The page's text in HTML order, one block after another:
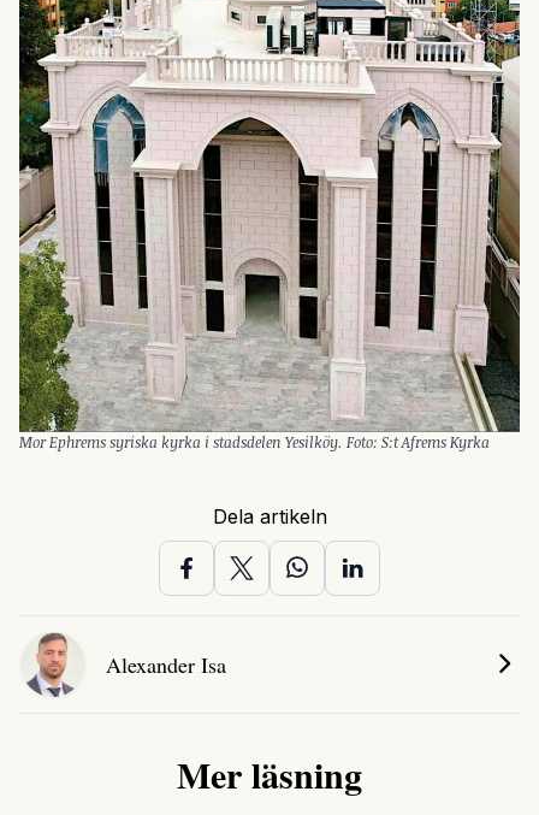
Mor Ephrems syriska kyrka i stadsdelen Yesilköy. Foto: S:t Afrems Kyrka
Dela artikeln
Alexander Isa
Mer läsning